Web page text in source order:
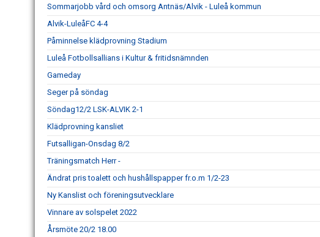
Sommarjobb vård och omsorg Antnäs/Alvik - Luleå kommun
Alvik-LuleåFC 4-4
Påminnelse klädprovning Stadium
Luleå Fotbollsallians i Kultur & fritidsnämnden
Gameday
Seger på söndag
Söndag12/2 LSK-ALVIK 2-1
Klädprovning kansliet
Futsalligan-Onsdag 8/2
Träningsmatch Herr -
Ändrat pris toalett och hushållspapper fr.o.m 1/2-23
Ny Kanslist och föreningsutvecklare
Vinnare av solspelet 2022
Årsmöte 20/2 18.00